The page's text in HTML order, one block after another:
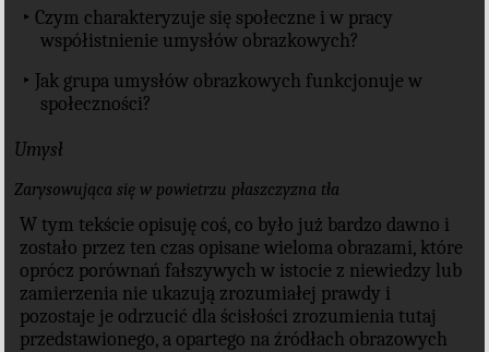
‣ Czym charakteryzuje się społeczne i w pracy
współistnienie umysłów obrazkowych?
‣ Jak grupa umysłów obrazkowych funkcjonuje w
społeczności?
Umysł
Zarysowująca się w powietrzu płaszczyzna tła
W tym tekście opisuję coś, co było już bardzo dawno i
zostało przez ten czas opisane wieloma obrazami, które
oprócz porównań fałszywych w istocie z niewiedzy lub
zamierzenia nie ukazują zrozumiałej prawdy i
pozostaje je odrzucić dla ścisłości zrozumienia tutaj
przedstawionego, a opartego na źródłach obrazowych